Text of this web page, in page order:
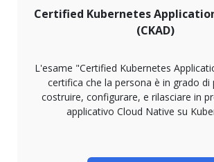
Certified Kubernetes
(CKAD)
L'esame "Certified Kubernetes
certifica che la persona è in grado di
costruire, configurare, e rilasciare in
applicativo Cloud Native su